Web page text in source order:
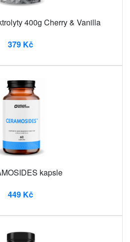
400g Cherry & Vanilla
379 Kč
kapsle
449 Kč